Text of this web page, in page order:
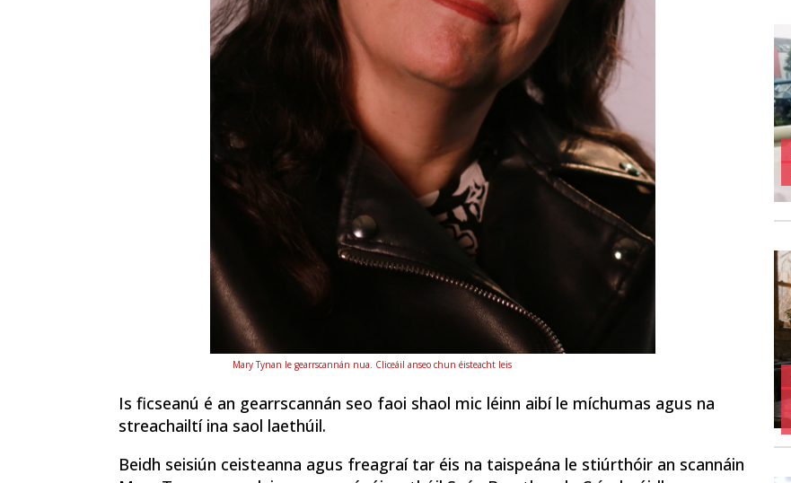
Mary Tynan le gearrscannán nua. Cliceáil anseo chun éisteacht leis
Is ficseanú é an gearrscannán seo faoi shaol mic léinn aibí le míchumas agus na
streachailtí ina saol laethúil.
Beidh seisiún ceisteanna agus freagraí tar éis na taispeána le stiúrthóir an scannáin